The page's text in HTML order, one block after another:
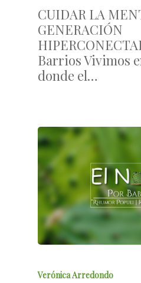
CUIDAR LA
GENERACIÓN
Barrios Vivimos
donde el…
Verónica Arredondo